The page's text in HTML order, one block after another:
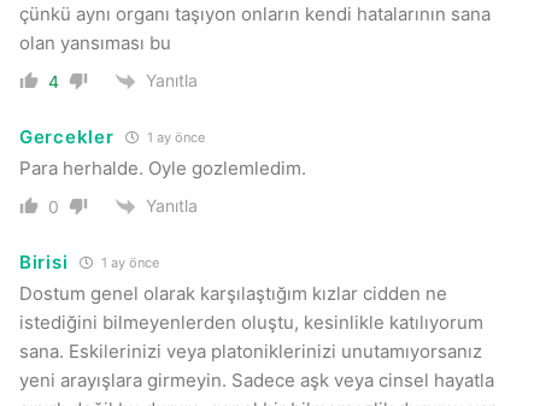
çünkü aynı organı taşıyon onların kendi hatalarının sana
olan yansıması bu
4 Yanıtla
Gercekler 1 ay önce
Para herhalde. Oyle gozlemledim.
0 Yanıtla
Birisi 1 ay önce
Dostum genel olarak karşılaştığım kızlar cidden ne
istediğini bilmeyenlerden oluştu, kesinlikle katılıyorum
sana. Eskilerinizi veya platoniklerinizi unutamıyorsanız
yeni arayışlara girmeyin. Sadece aşk veya cinsel hayatla